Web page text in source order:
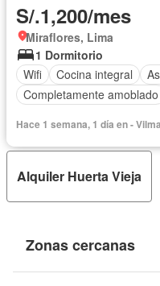
S/.1,200/mes
Miraflores, Lima
1 Dormitorio
Wifi
Cocina integral
Completamente amoblado
Hace 1 semana, 1 día en -
Alquiler Huerta Vieja
Zonas cercanas